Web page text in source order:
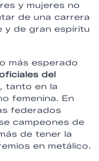
y mujeres no
de una carrera
y de gran espíritu
más esperado
del
, tanto en la
femenina. En
federados
campeones de
de tener la
en metálico.